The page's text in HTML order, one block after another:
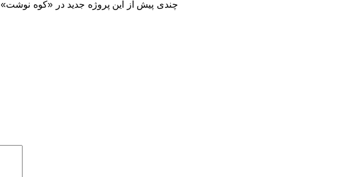
چندی پیش از این پروژه جدید در «کوه